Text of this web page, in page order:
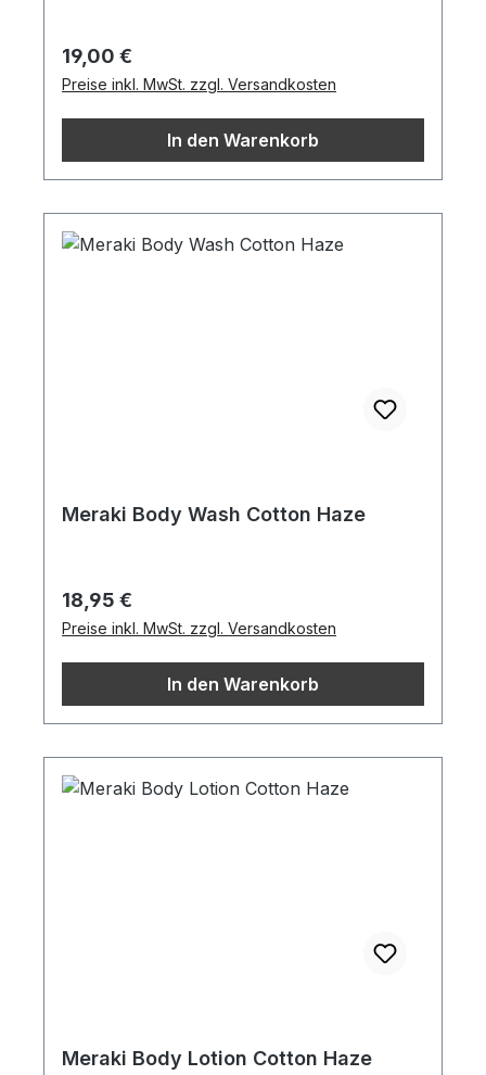
Regulärer Preis:
19,00 €
Preise inkl. MwSt. zzgl. Versandkosten
In den Warenkorb
Meraki Body Wash Cotton Haze
Regulärer Preis:
18,95 €
Preise inkl. MwSt. zzgl. Versandkosten
In den Warenkorb
Meraki Body Lotion Cotton Haze